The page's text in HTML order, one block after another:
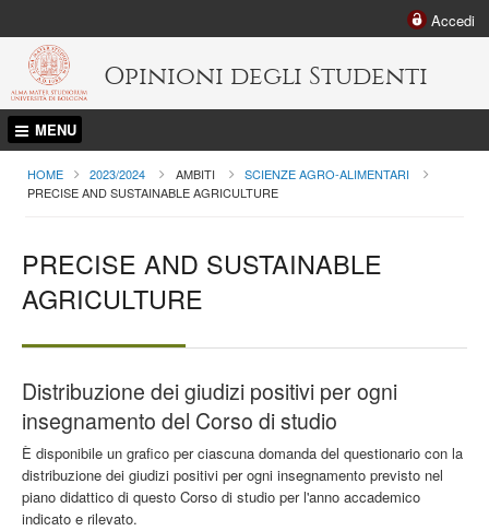
Accedi
Opinioni degli Studenti
MENU
HOME 2023/2024 AMBITI
SCIENZE AGRO-ALIMENTARI
CURRENT:
PRECISE AND SUSTAINABLE AGRICULTURE
PRECISE AND SUSTAINABLE
AGRICULTURE
Distribuzione dei giudizi positivi per ogni
insegnamento del Corso di studio
È disponibile un grafico per ciascuna domanda del questionario con la
distribuzione dei giudizi positivi per ogni insegnamento previsto nel
piano didattico di questo Corso di studio per l'anno accademico
indicato e rilevato.